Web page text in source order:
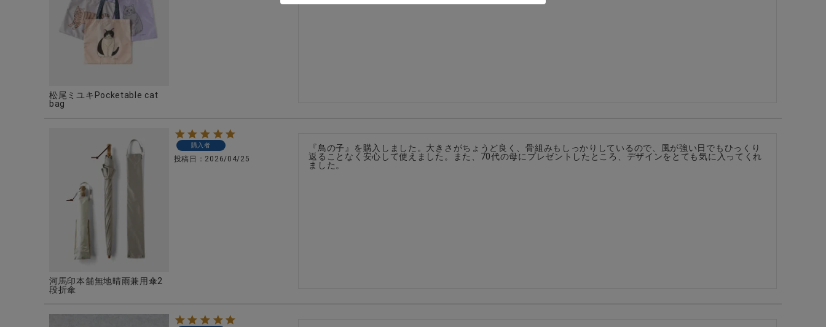
松尾ミユキPocketable cat
bag
河馬印本舗無地晴雨兼用傘2
段折傘
購入者
投稿日 2026/04/25
『鳥の子』を購入しました。大きさがちょうど良く、骨組みもしっかりしているので、風が強い日でもひっくり
返ることなく安心して使えました。また、70代の母にプレゼントしたところ、デザインをとても気に入ってくれ
ました。